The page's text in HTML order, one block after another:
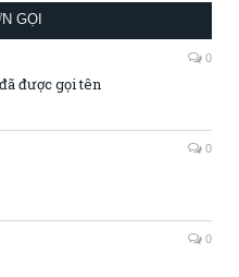
GỌI
0
được gọi tên
0
0